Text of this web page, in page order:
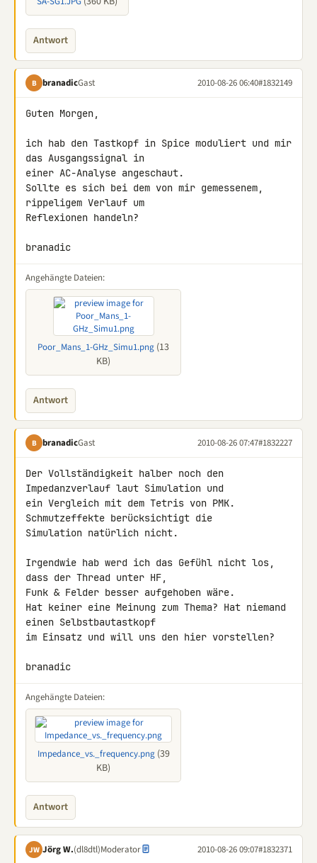
Antwort
B branadicGast 2010-08-26 06:40#1832149
Guten Morgen,
ich hab den Tastkopf in Spice moduliert und mir
das Ausgangssignal in
einer AC-Analyse angeschaut.
Sollte es sich bei dem von mir gemessenem,
rippeligem Verlauf um
Reflexionen handeln?
branadic
Angehängte Dateien:
Poor_Mans_1-GHz_Simu1.png (13
KB)
Antwort
B branadicGast 2010-08-26 07:47#1832227
Der Vollständigkeit halber noch den
Impedanzverlauf laut Simulation und
ein Vergleich mit dem Tetris von PMK.
Schmutzeffekte berücksichtigt die
Simulation natürlich nicht.
Irgendwie hab werd ich das Gefühl nicht los,
dass der Thread unter HF,
Funk & Felder besser aufgehoben wäre.
Hat keiner eine Meinung zum Thema? Hat niemand
einen Selbstbautastkopf
im Einsatz und will uns den hier vorstellen?
branadic
Angehängte Dateien:
Impedance_vs._frequency.png(39
KB)
Antwort
JW Jörg W.(dl8dtl)Moderator 2010-08-26 09:07#1832371